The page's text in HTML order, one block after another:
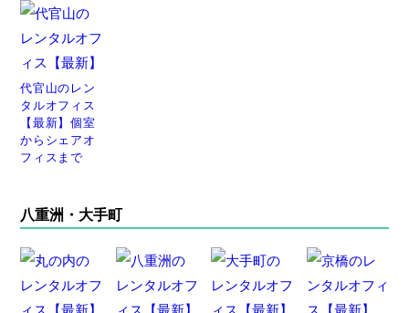
代官山のレン
タルオフィス
【最新】個室
からシェアオ
フィスまで
八重洲・大手町